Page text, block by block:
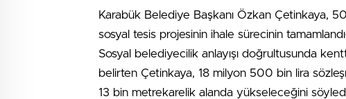
Karabük Belediye Başkanı Özkan Çetinkaya,
sosyal tesis projesinin ihale sürecinin
Sosyal belediyecilik anlayışı doğrultusunda
belirten Çetinkaya, 18 milyon 500 bin lira
13 bin metrekarelik alanda yükseleceğini